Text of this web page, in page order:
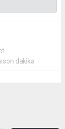
son dakika